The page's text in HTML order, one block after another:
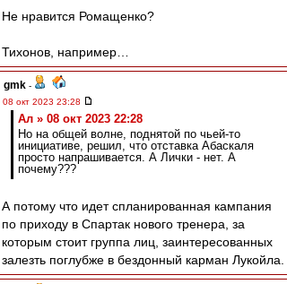
Не нравится Ромащенко?
Тихонов, например…
gmk -
08 окт 2023 23:28
Ал » 08 окт 2023 22:28
Но на общей волне, поднятой по чьей-то
инициативе, решил, что отставка Абаскаля
просто напрашивается. А Лички - нет. А
почему???
А потому что идет спланированная кампания
по приходу в Спартак нового тренера, за
которым стоит группа лиц, заинтересованных
залезть поглубже в бездонный карман Лукойла.